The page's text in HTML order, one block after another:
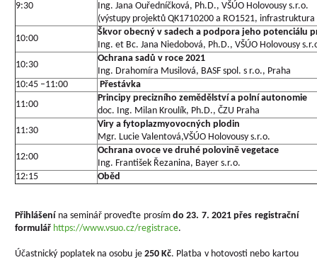
9:30
Ing. Jana Ouředníčková, Ph.D., VŠÚO Holovousy s.r.o.
(výstupy projektů QK1710200 a RO1521, infrastruktura
10:00
Škvor obecný v sadech a podpora jeho potenciálu
Ing. et Bc. Jana Niedobová, Ph.D., VŠÚO Holovousy
10:30
Ochrana sadů v roce 2021
Ing. Drahomíra Musilová, BASF spol. s r.o., Praha
10:45 –11:00
Přestávka
11:00
Principy precizního zemědělství a polní autonomie
doc. Ing. Milan Kroulík, Ph.D., ČZU Praha
11:30
Viry a fytoplazmyovocných plodin
Mgr. Lucie Valentová,VŠÚO Holovousy s.r.o.
12:00
Ochrana ovoce ve druhé polovině vegetace
Ing. František Řezanina, Bayer s.r.o.
12:15
Oběd
Přihlášení na seminář proveďte prosímdo 23. 7. 2021 přes registrační
formulář https://www.vsuo.cz/registrace.
Účastnický poplatek na osobu je 250 Kč. Platba v hotovosti nebo kartou